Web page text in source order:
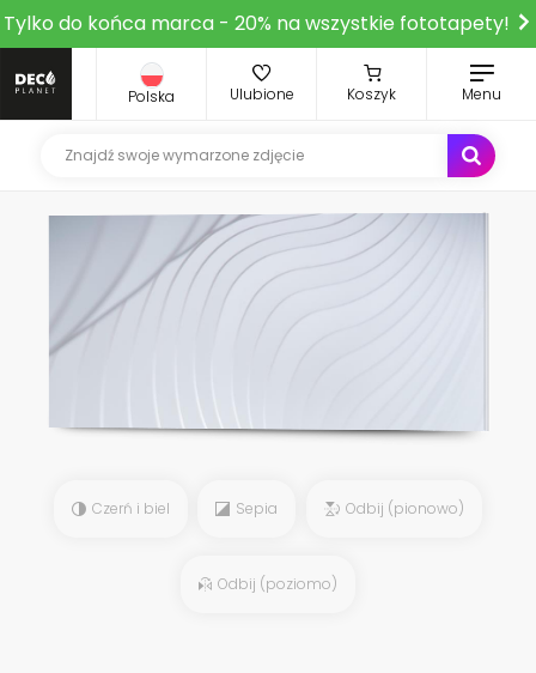
Tylko do końca marca - 20% na wszystkie fototapety!
Polska Ulubione Koszyk Menu
Czerń i biel Sepia Odbij (pionowo)
Odbij (poziomo)